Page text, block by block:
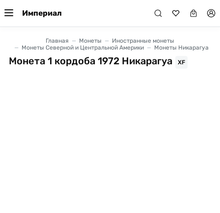
Империал
Главная Монеты
Иностранные монеты
Монеты Северной и Центральной Америки
Монеты Никарагуа
Монета 1 кордоба 1972 Никарагуа XF